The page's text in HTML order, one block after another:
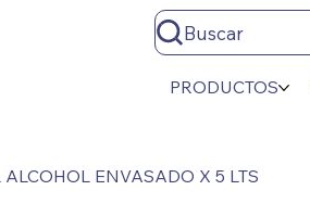
Buscar
PRODUCTOS
ENVASADO X 5 LTS